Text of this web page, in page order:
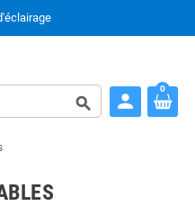
search person
0